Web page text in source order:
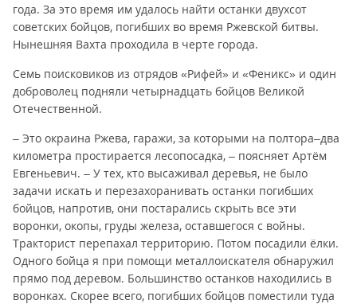
года. За это время им удалось найти останки двухсот
советских бойцов, погибших во время Ржевской битвы.
Нынешняя Вахта проходила в черте города.
Семь поисковиков из отрядов «Рифей» и «Феникс» и один
доброволец подняли четырнадцать бойцов Великой
Отечественной.
– Это окраина Ржева, гаражи, за которыми на полтора–два
километра простирается лесопосадка, – поясняет Артём
Евгеньевич. – У тех, кто высаживал деревья, не было
задачи искать и перезахоранивать останки погибших
бойцов, напротив, они постарались скрыть все эти
воронки, окопы, груды железа, оставшегося с войны.
Тракторист перепахал территорию. Потом посадили ёлки.
Одного бойца я при помощи металлоискателя обнаружил
прямо под деревом. Большинство останков находились в
воронках. Скорее всего, погибших бойцов поместили туда